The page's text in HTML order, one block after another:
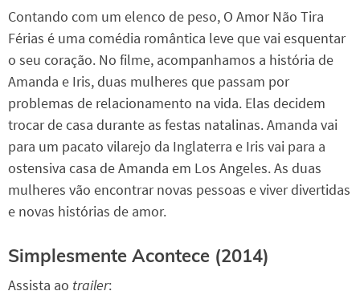
Contando com um elenco de peso, O Amor Não Tira
Férias é uma comédia romântica leve que vai esquentar
o seu coração. No filme, acompanhamos a história de
Amanda e Iris, duas mulheres que passam por
problemas de relacionamento na vida. Elas decidem
trocar de casa durante as festas natalinas. Amanda vai
para um pacato vilarejo da Inglaterra e Iris vai para a
ostensiva casa de Amanda em Los Angeles. As duas
mulheres vão encontrar novas pessoas e viver divertidas
e novas histórias de amor.
Simplesmente Acontece (2014)
Assista ao trailer: